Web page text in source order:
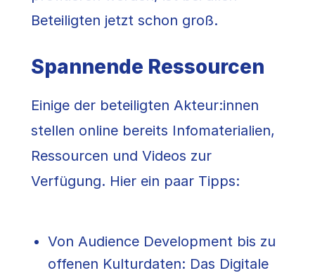
Beteiligten jetzt schon groß.
Spannende Ressourcen
Einige der beteiligten Akteur:innen
stellen online bereits Infomaterialien,
Ressourcen und Videos zur
Verfügung. Hier ein paar Tipps:
Von Audience Development bis zu
offenen Kulturdaten: Das Digitale